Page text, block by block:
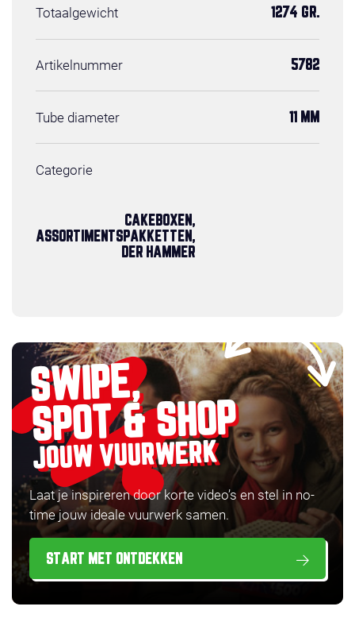
Totaalgewicht 1274 GR.
Artikelnummer 5782
Tube diameter 11 MM
Categorie
CAKEBOXEN,
ASSORTIMENTSPAKKETTEN,
DER HAMMER
SWIPE,
SPOT & SHOP
JOUW VUURWERK
Laat je inspireren door korte video’s en stel in no-
time jouw ideale vuurwerk samen.
START MET ONTDEKKEN